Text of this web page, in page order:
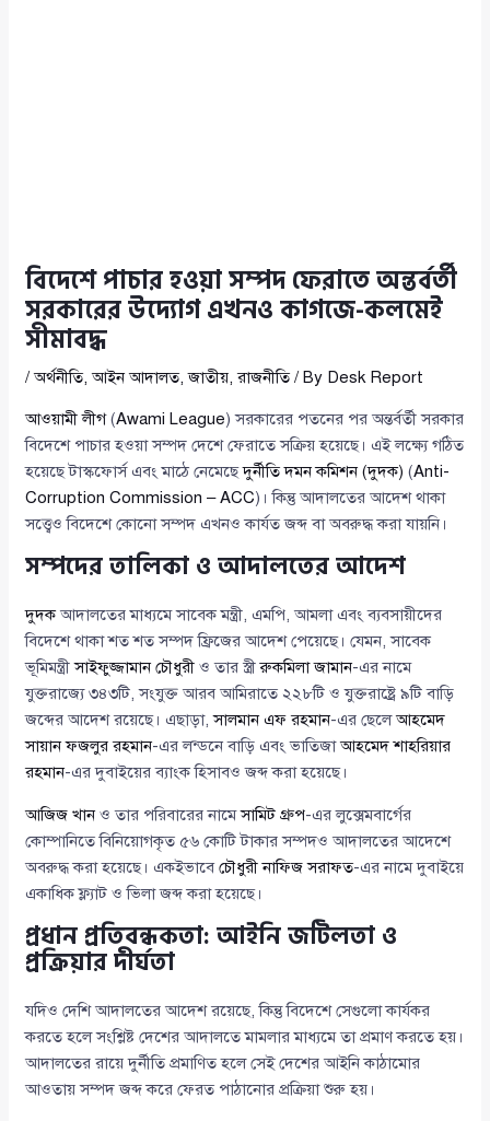
বিদেশে পাচার হওয়া সম্পদ ফেরাতে অন্তর্বর্তী
সরকারের উদ্যোগ এখনও কাগজে-কলমেই
সীমাবদ্ধ
/অর্থনীতি,আইন আদালত,জাতীয়,রাজনীতি/ By Desk Report
আওয়ামী লীগ(Awami League) সরকারের পতনের পর অন্তর্বর্তী সরকার
বিদেশে পাচার হওয়া সম্পদ দেশে ফেরাতে সক্রিয় হয়েছে। এই লক্ষ্যে গঠিত
হয়েছে টাস্কফোর্স এবং মাঠে নেমেছেদুর্নীতি দমন কমিশন (দুদক) (Anti-
Corruption Commission – ACC)। কিন্তু আদালতের আদেশ থাকা
সত্ত্বেও বিদেশে কোনো সম্পদ এখনও কার্যত জব্দ বা অবরুদ্ধ করা যায়নি।
সম্পদের তালিকা ও আদালতের আদেশ
দুদকআদালতের মাধ্যমে সাবেক মন্ত্রী, এমপি, আমলা এবং ব্যবসায়ীদের
বিদেশে থাকা শত শত সম্পদ ফ্রিজের আদেশ পেয়েছে। যেমন, সাবেক
ভূমিমন্ত্রীসাইফুজ্জামান চৌধুরী ও তার স্ত্রীরুকমিলা জামান-এর নামে
যুক্তরাজ্যে ৩৪৩টি, সংযুক্ত আরব আমিরাতে ২২৮টি ও যুক্তরাষ্ট্রে ৯টি বাড়ি
জব্দের আদেশ রয়েছে। এছাড়া,সালমান এফ রহমান-এর ছেলেআহমেদ
সায়ান ফজলুর রহমান-এর লন্ডনে বাড়ি এবং ভাতিজাআহমেদ শাহরিয়ার
রহমান-এর দুবাইয়ের ব্যাংক হিসাবও জব্দ করা হয়েছে।
আজিজ খানও তার পরিবারের নামেসামিট গ্রুপ-এর লুক্সেমবার্গের
কোম্পানিতে বিনিয়োগকৃত ৫৬ কোটি টাকার সম্পদও আদালতের আদেশে
অবরুদ্ধ করা হয়েছে। একইভাবেচৌধুরী নাফিজ সরাফত-এর নামে দুবাইয়ে
একাধিক ফ্ল্যাট ও ভিলা জব্দ করা হয়েছে।
প্রধান প্রতিবন্ধকতা: আইনি জটিলতা ও
প্রক্রিয়ার দীর্ঘতা
যদিও দেশি আদালতের আদেশ রয়েছে, কিন্তু বিদেশে সেগুলো কার্যকর
করতে হলে সংশ্লিষ্ট দেশের আদালতে মামলার মাধ্যমে তা প্রমাণ করতে হয়।
আদালতের রায়ে দুর্নীতি প্রমাণিত হলে সেই দেশের আইনি কাঠামোর
আওতায় সম্পদ জব্দ করে ফেরত পাঠানোর প্রক্রিয়া শুরু হয়।